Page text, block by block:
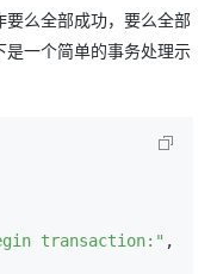
么全部成功，要么全部
一个简单的事务处理示
transaction:" ,